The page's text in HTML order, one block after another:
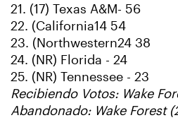
21. (17) Texas A&M- 56
22. (California14 54
23. (Northwestern24 38
24. (NR) Florida - 24
25. (NR) Tennessee - 23
Recibiendo Votos: Wake
Abandonado: Wake Forest